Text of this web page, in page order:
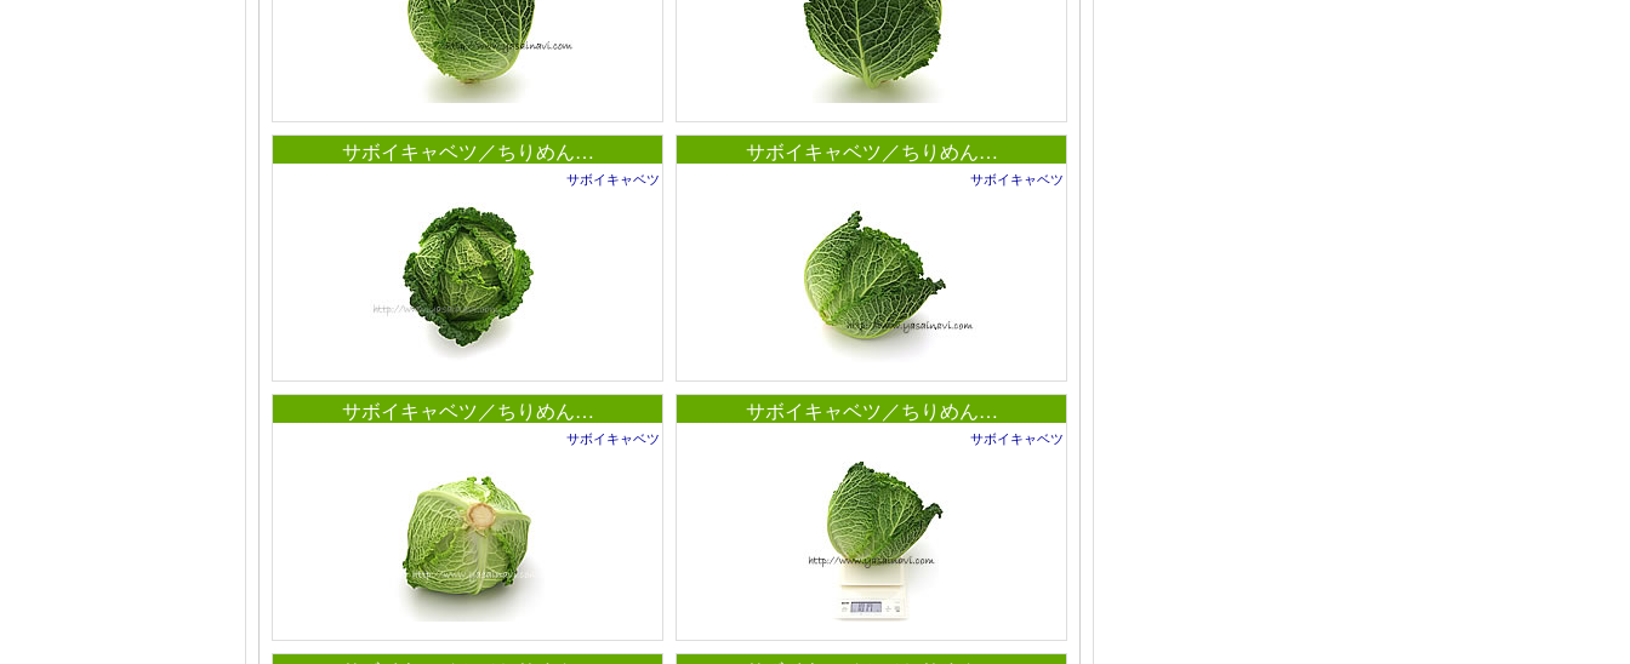
サボイキャベツ／ちりめん…
サボイキャベツ
サボイキャベツ／ちりめん…
サボイキャベツ
サボイキャベツ／ちりめん…
サボイキャベツ
サボイキャベツ／ちりめん…
サボイキャベツ